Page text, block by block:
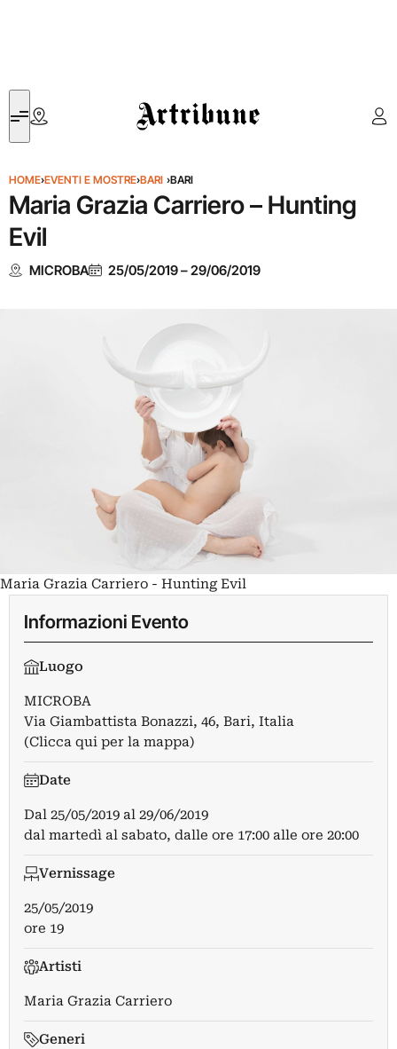
Artribune
HOME›EVENTI E MOSTRE›BARI ›BARI
Maria Grazia Carriero – Hunting
Evil
MICROBA 25/05/2019–29/06/2019
Maria Grazia Carriero - Hunting Evil
Informazioni Evento
Luogo
MICROBA
Via Giambattista Bonazzi, 46, Bari, Italia
(Clicca qui per la mappa)
Date
Dal 25/05/2019 al 29/06/2019
dal martedì al sabato, dalle ore 17:00 alle ore 20:00
Vernissage
25/05/2019
ore 19
Artisti
Maria Grazia Carriero
Generi